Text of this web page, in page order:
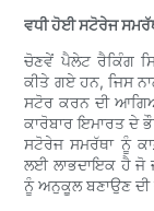
ਵਧੀ ਹੋਈ ਸਟੋਰੇਜ
ਚੋਣਵੇਂ ਪੈਲੇਟ ਰੈਕਿੰਗ
ਕੀਤੇ ਗਏ ਹਨ, ਜਿਸ
ਸਟੋਰ ਕਰਨ ਦੀ
ਕਾਰੋਬਾਰ ਇਮਾਰਤ ਦੇ
ਸਟੋਰੇਜ ਸਮਰੱਥਾ ਨੂੰ
ਲਈ ਲਾਭਦਾਇਕ ਹੈ ਜੋ
ਨੂੰ ਅਨੁਕੂਲ ਬਣਾਉਣ ਦੀ